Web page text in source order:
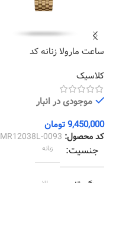
ساعت مارولا زنانه کد
کلاسیک
موجودی در انبار
9,450,000تومان
کد محصول: MR12038L-0093
جنسیت زنانه
رنگ قاب طلایی